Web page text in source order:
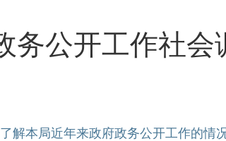
务公开工作社会
解本局近年来政府政务公开工作的情